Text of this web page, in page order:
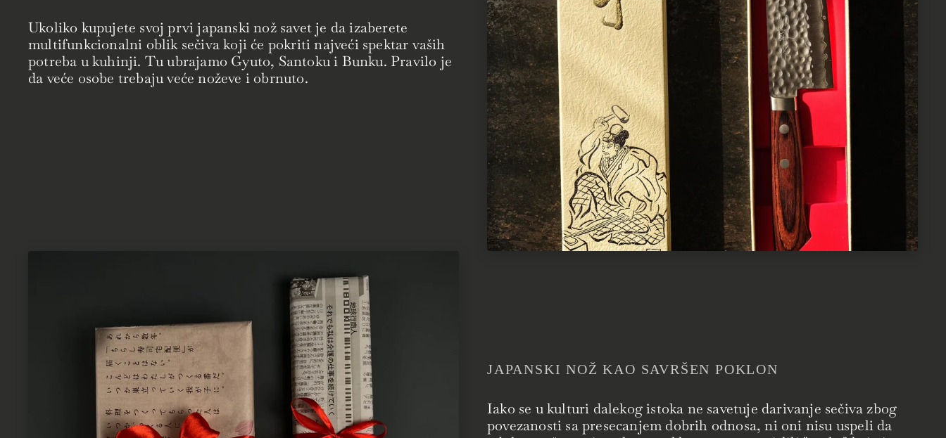
Ukoliko kupujete svoj prvi japanski nož savet je da izaberete
multifunkcionalni oblik sečiva koji će pokriti najveći spektar vaših
potreba u kuhinji. Tu ubrajamo Gyuto, Santoku i Bunku. Pravilo je
da veće osobe trebaju veće noževe i obrnuto.
JAPANSKI NOŽ KAO SAVRŠEN POKLON
Iako se u kulturi dalekog istoka ne savetuje darivanje sečiva zbog
povezanosti sa presecanjem dobrih odnosa, ni oni nisu uspeli da